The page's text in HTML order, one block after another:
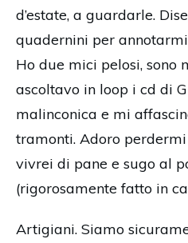
d’estate, a guardarle.
quadernini per
Ho due mici pelosi, sono
ascoltavo in loop i cd di
malinconica e mi
tramonti. Adoro
vivrei di pane e sugo al
(rigorosamente fatto in
Artigiani. Siamo